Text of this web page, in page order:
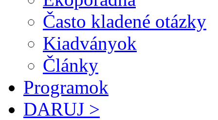
Často kladené otázky
Kiadványok
Články
Programok
DARUJ >